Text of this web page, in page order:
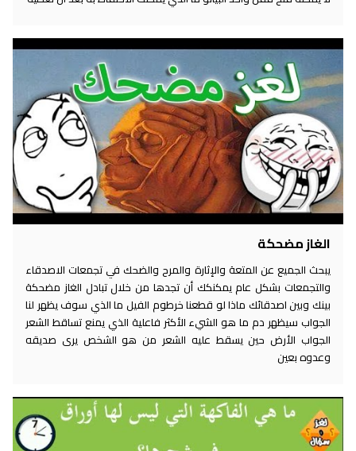
الغاز مضحكة
يبحث الجميع عن المتعة والإثارة والمرح والضحك في تجمعات الاصدقاء
والتجمعات بشكل عام يمكنكك أن تجدها من خلال تبادل الغاز مضحكة
بينك وبين اصدقائك ماذا لو قطعنا خرطوم الفيل ما الذي سوف يظهر لنا
الجواب سيظهر دم ما هو الشيء الأكثر فاعلية الذي يمنع تساقط الشعر
الجواب الأرض حين يسقط عليه الشعر من هو الشخص يرى صديقه
وعدوه بعين